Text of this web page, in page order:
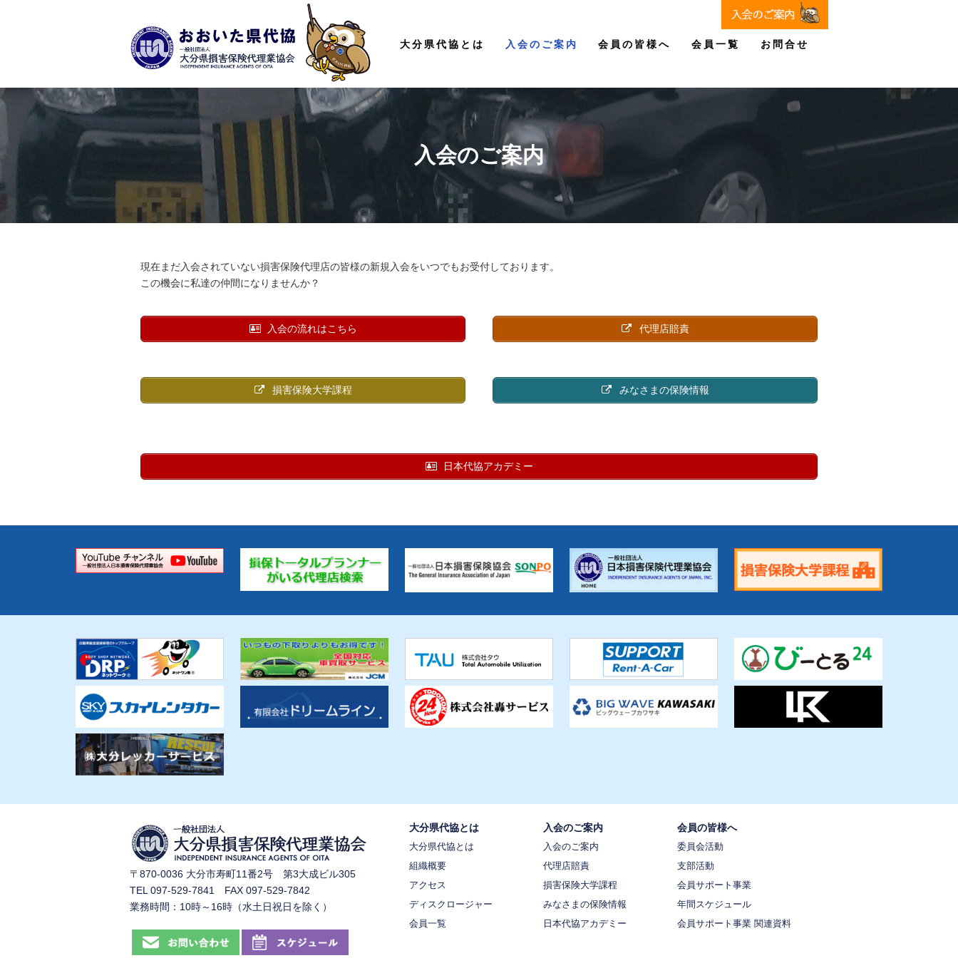
大分県代協とは 入会のご案内 会員の皆様へ 会員一覧 お問合せ
入会のご案内
現在まだ入会されていない損害保険代理店の皆様の新規入会をいつでもお受付しております。
この機会に私達の仲間になりませんか？
入会の流れはこちら 代理店賠責
損害保険大学課程 みなさまの保険情報
日本代協アカデミー
〒870-0036 大分市寿町11番2号 第3大成ビル305
TEL 097-529-7841 FAX 097-529-7842
業務時間：10時～16時（水土日祝日を除く）
大分県代協とは
大分県代協とは
組織概要
アクセス
ディスクロージャー
会員一覧
入会のご案内
入会のご案内
代理店賠責
損害保険大学課程
みなさまの保険情報
日本代協アカデミー
会員の皆様へ
委員会活動
支部活動
会員サポート事業
年間スケジュール
会員サポート事業 関連資料